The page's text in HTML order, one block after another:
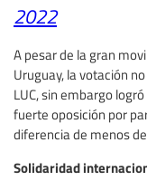
2022
A pesar de la gran
Uruguay, la votación
LUC, sin embargo
fuerte oposición por
diferencia de menos
Solidaridad